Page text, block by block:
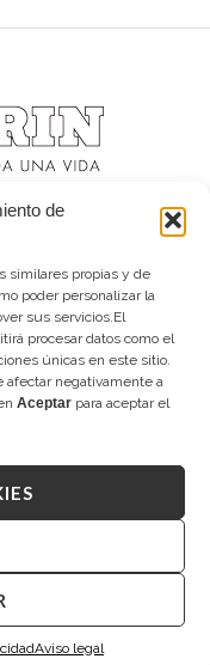
de
similares propias y de
poder personalizar la
sus servicios.El
procesar datos como el
únicas en este sitio.
afectar negativamente a
Aceptar para aceptar el
Aviso legal
1963
de privacidad
Solutions